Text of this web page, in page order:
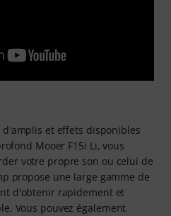
et effets disponibles
Mooer F15i Li, vous
votre propre son ou celui de
propose une large gamme de
d'obtenir rapidement et
Vous pouvez également